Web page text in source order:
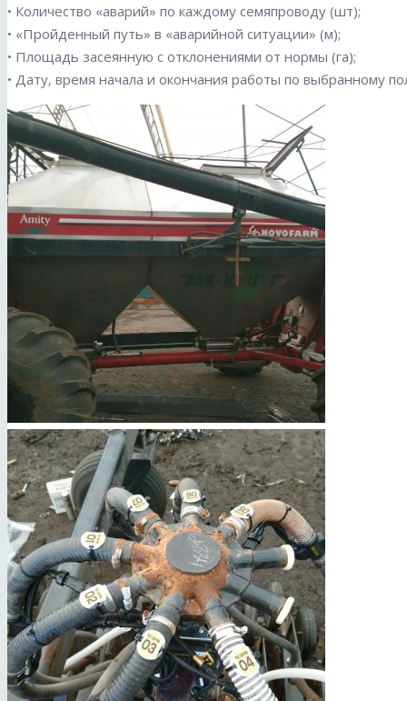
• Количество «аварий» по каждому семяпроводу (шт);
• «Пройденный путь» в «аварийной ситуации» (м);
• Площадь засеянную с отклонениями от нормы (га);
• Дату, время начала и окончания работы по выбранному